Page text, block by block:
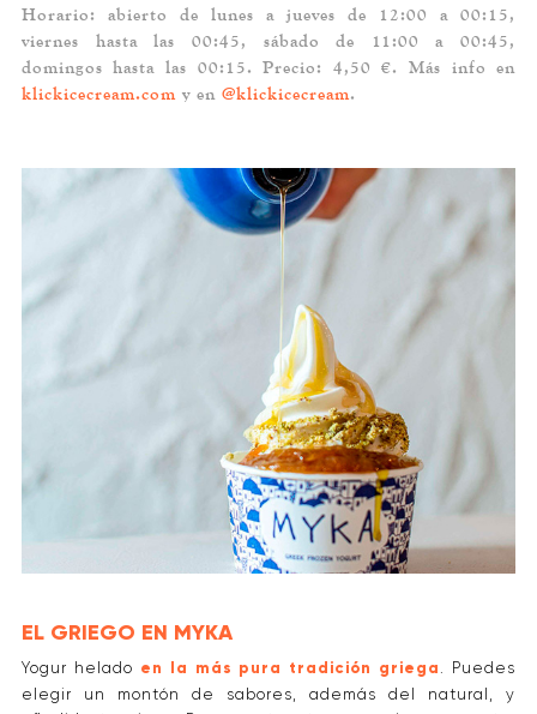
Horario: abierto de lunes a jueves de 12:00 a 00:15,
viernes hasta las 00:45, sábado de 11:00 a 00:45,
domingos hasta las 00:15. Precio: 4,50 €. Más info en
klickicecream.com y en @klickicecream.
EL GRIEGO EN MYKA
Yogur helado en la más pura tradición griega . Puedes
elegir un montón de sabores, además del natural, y